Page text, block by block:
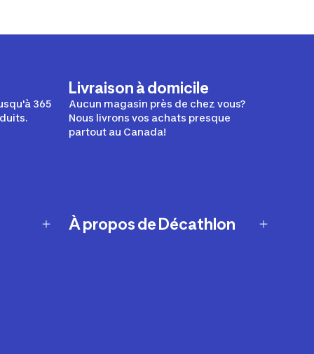
365
Livraison à domicile
Aucun magasin près de chez vous?
Nous livrons vos achats presque
partout au Canada!
À propos de Décathlon